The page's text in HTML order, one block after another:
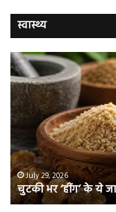
स्वास्थ्य
चुटकी
भर
‘हींग’
के
ये
फायदे
आपको
कर
देंगे
हैरान
July 29, 2026
चुटकी भर ‘हींग’ के ये